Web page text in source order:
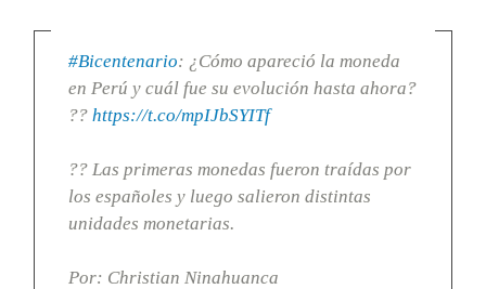
#Bicentenario: ¿Cómo apareció la moneda
en Perú y cuál fue su evolución hasta ahora?
?? https://t.co/mpIJbSYITf
?? Las primeras monedas fueron traídas por
los españoles y luego salieron distintas
unidades monetarias.
Por: Christian Ninahuanca